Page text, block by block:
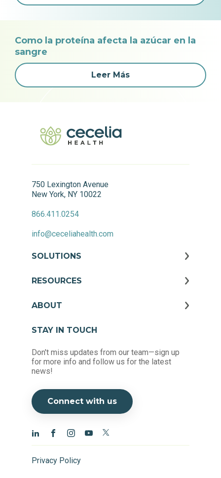
Como la proteína afecta la azúcar en la
sangre
Leer Más
750 Lexington Avenue
New York, NY 10022
866.411.0254
info@ceceliahealth.com
SOLUTIONS
RESOURCES
ABOUT
STAY IN TOUCH
Don't miss updates from our team—sign up
for more info and follow us for the latest
news!
Connect with us
Privacy Policy